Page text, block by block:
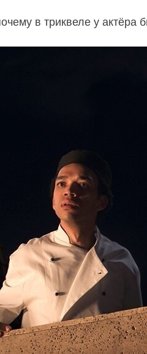
в триквеле у актёра